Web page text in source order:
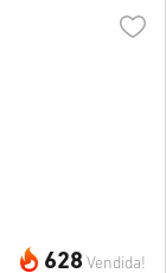
628 Vendida!